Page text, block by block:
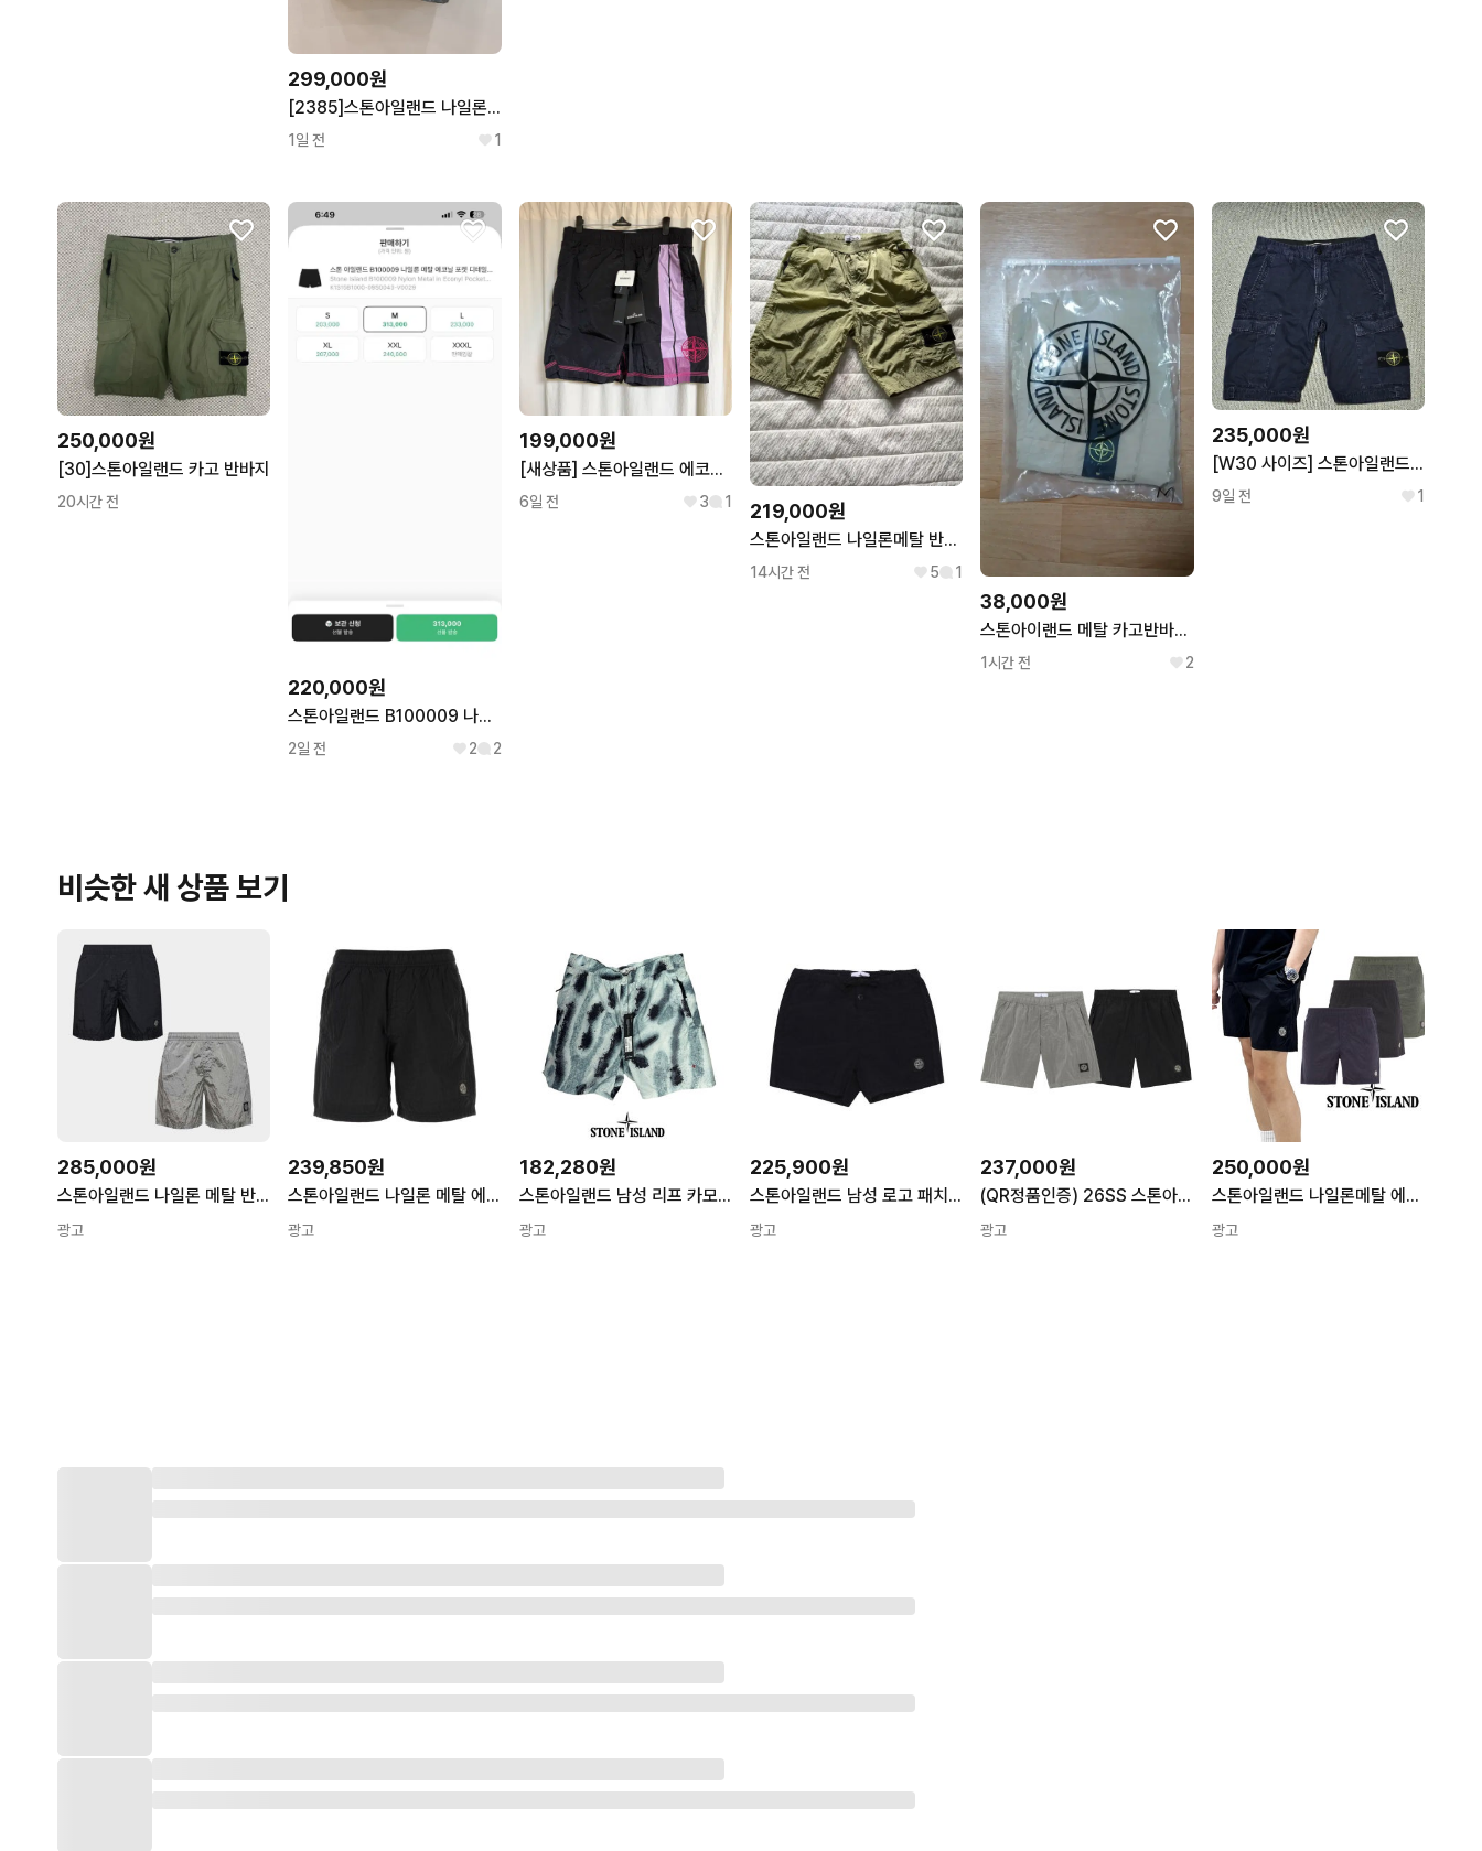
299,000원
[2385]스톤아일랜드 나일론 반바지 30~32
1일 전 1
250,000원
[30]스톤아일랜드 카고 반바지
20시간 전
220,000원
스톤아일랜드 B100009 나일론 메탈 스윔팬츠 블랙M
2일 전 2 2
199,000원
[새상품] 스톤아일랜드 에코닐 나일론 메탈 비치쇼츠 블랙
6일 전 3 1 219,000원
스톤아일랜드 나일론메탈 반바지
14시간 전 5 1
38,000원
스톤아이랜드 메탈 카고반바지 29~31 까지. 세제품.
1시간 전 2
235,000원
[W30 사이즈] 스톤아일랜드 와펜 카고 숏팬츠 반바지
9일 전 1
비슷한 새 상품 보기
285,000원
스톤아일랜드 나일론 메탈 반바지 숏팬츠 블랙 그레이 B100009 B100004
광고
239,850원
스톤아일랜드 나일론 메탈 에코닐 스윔 쇼츠 - 26SS L1S15B1000-04S0043
광고
182,280원
스톤아일랜드 남성 리프 카모 나일론 숏 팬츠 7615B04X8 V0044
광고
225,900원
스톤아일랜드 남성 로고 패치 나일론 숏 팬츠 K1S15B100006 S0043 V0029 반바지 에코닐 메탈 와펜 남성반바지 133536582
광고
237,000원
(QR정품인증) 26SS 스톤아일랜드 나일론 반바지 스윔 쇼츠
광고
250,000원
스톤아일랜드 나일론메탈 에코닐 반바지 쇼츠 K1S15B100009 S0043 마딘프라
광고